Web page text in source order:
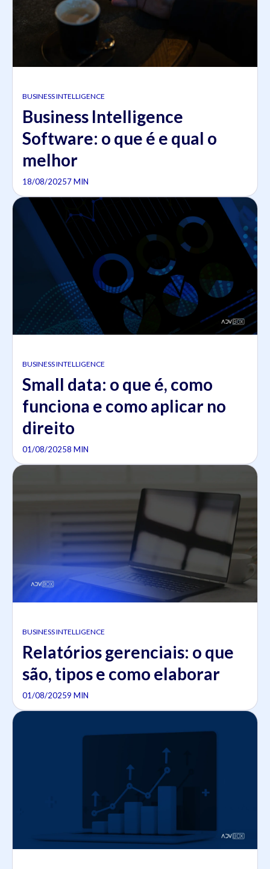
BUSINESS INTELLIGENCE
Business Intelligence
Software: o que é e qual o
melhor
18/08/20257 MIN
BUSINESS INTELLIGENCE
Small data: o que é, como
funciona e como aplicar no
direito
01/08/20258 MIN
BUSINESS INTELLIGENCE
Relatórios gerenciais: o que
são, tipos e como elaborar
01/08/20259 MIN